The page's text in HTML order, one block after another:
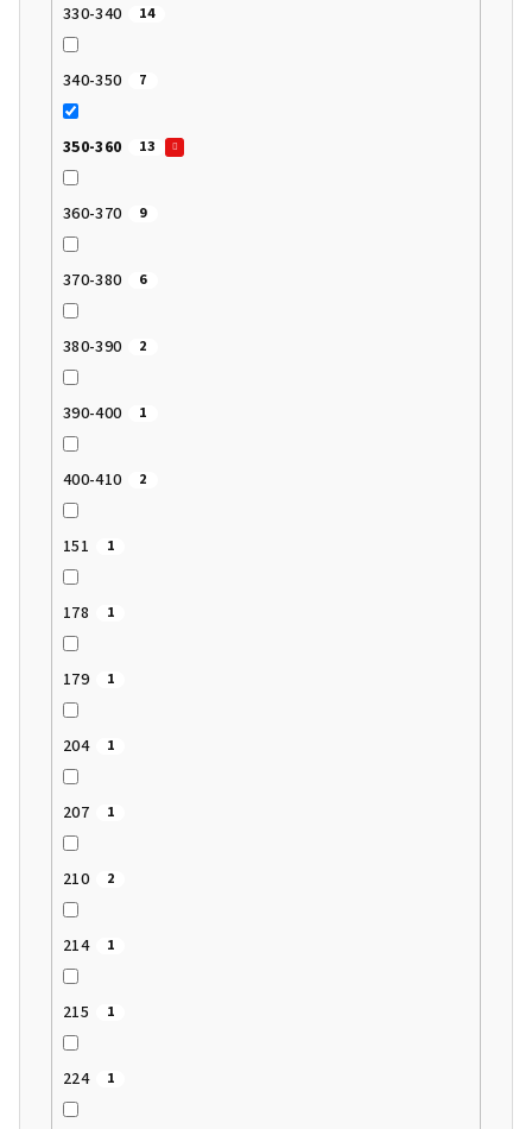
330-340 14
340-350 7
350-360 13
360-370 9
370-380 6
380-390 2
390-400 1
400-410 2
151 1
178 1
179 1
204 1
207 1
210 2
214 1
215 1
224 1